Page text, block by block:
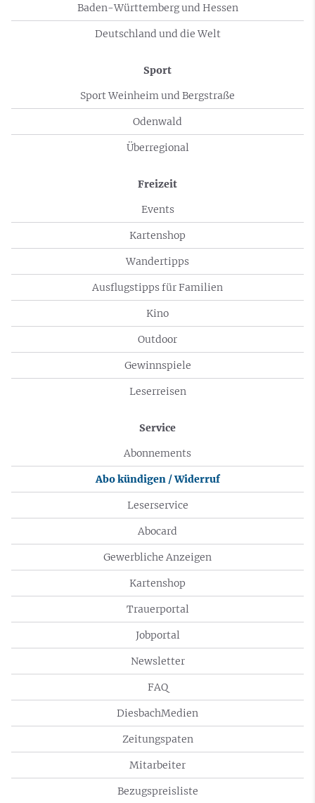
Baden-Württemberg und Hessen
Deutschland und die Welt
Sport
Sport Weinheim und Bergstraße
Odenwald
Überregional
Freizeit
Events
Kartenshop
Wandertipps
Ausflugstipps für Familien
Kino
Outdoor
Gewinnspiele
Leserreisen
Service
Abonnements
Abo kündigen / Widerruf
Leserservice
Abocard
Gewerbliche Anzeigen
Kartenshop
Trauerportal
Jobportal
Newsletter
FAQ
DiesbachMedien
Zeitungspaten
Mitarbeiter
Bezugspreisliste